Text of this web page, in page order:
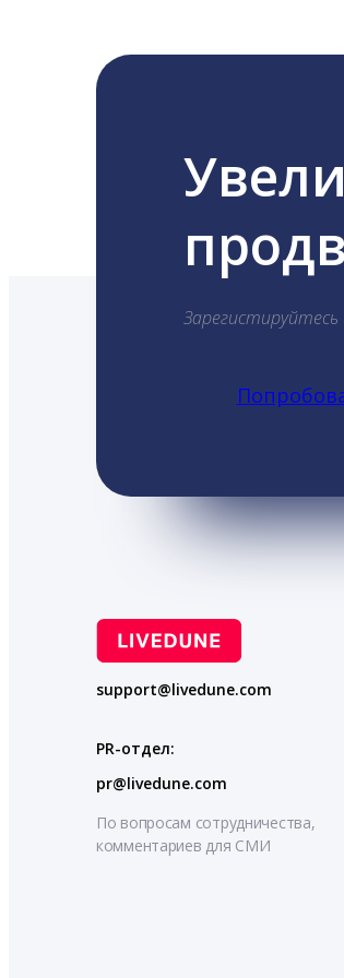
support@livedune.com
PR-отдел:
pr@livedune.com
По вопросам сотрудничества,
комментариев для СМИ